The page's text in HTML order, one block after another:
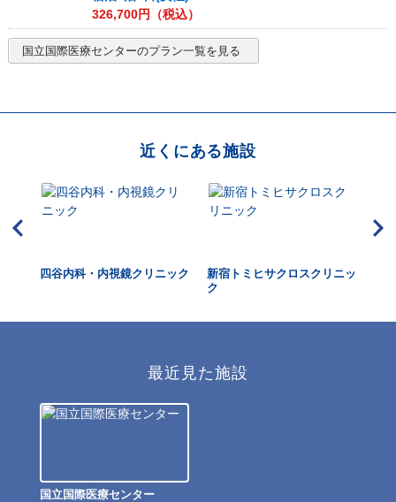
326,700円（税込）
国立国際医療センターのプラン一覧を見る
近くにある施設
四谷内科・内視鏡クリニック
新宿トミヒサクロスクリニッ
ク
最近見た施設
国立国際医療センター